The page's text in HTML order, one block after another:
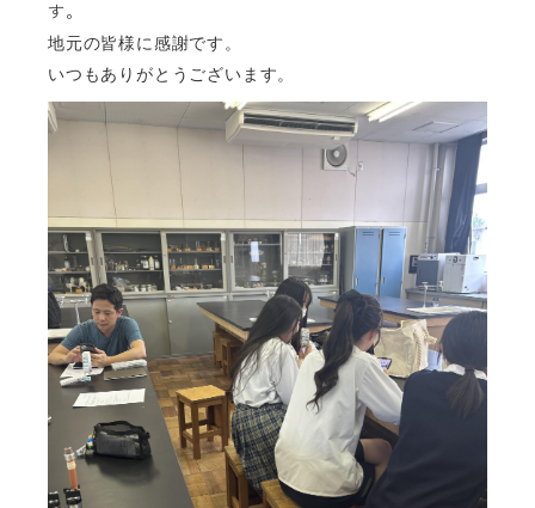
す。
地元の皆様に感謝です。
いつもありがとうございます。